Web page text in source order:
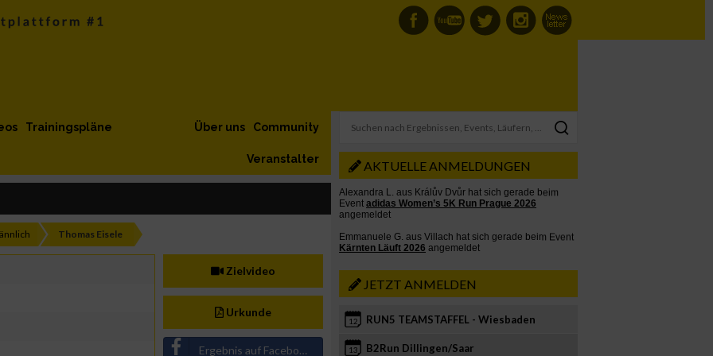
Trainingspläne Community
Über uns
Veranstalter
Thomas Eisele
Zielvideo
Urkunde
Ergebnis auf Facebook teilen
AKTUELLE ANMELDUNGEN
JETZT ANMELDEN
12 RUN5 TEAMSTAFFEL - Wiesbaden
13 B2Run Dillingen/Saar